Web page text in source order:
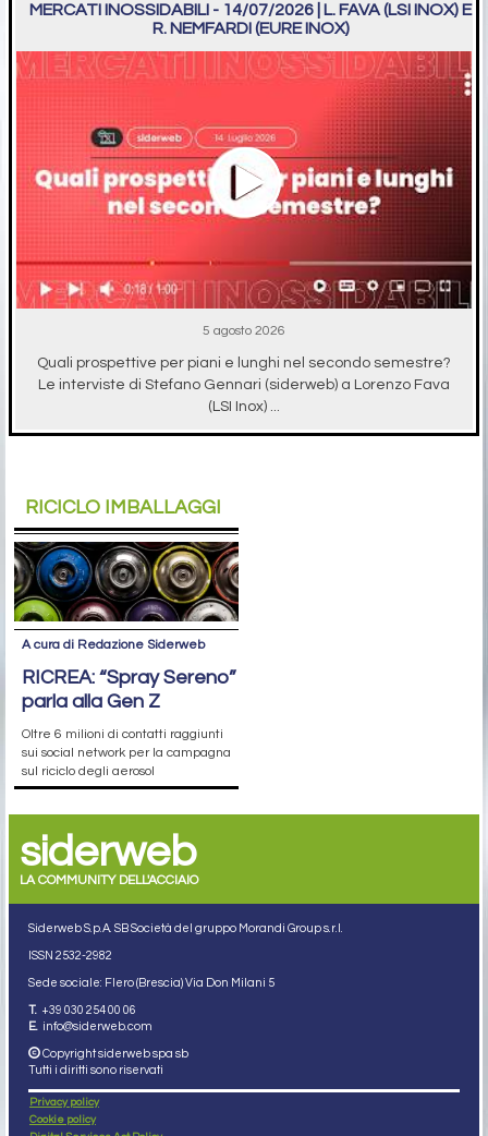
MERCATI INOSSIDABILI - 14/07/2026 | L. FAVA (LSI INOX) E
R. NEMFARDI (EURE INOX)
5 agosto 2026
Quali prospettive per piani e lunghi nel secondo semestre?
Le interviste di Stefano Gennari (siderweb) a Lorenzo Fava
(LSI Inox) ...
RICICLO IMBALLAGGI
A cura di Redazione Siderweb
RICREA: “Spray Sereno”
parla alla Gen Z
Oltre 6 milioni di contatti raggiunti
sui social network per la campagna
sul riciclo degli aerosol
siderweb
LA COMMUNITY DELL'ACCIAIO
Siderweb S.p.A. SB Società del gruppo Morandi Group s.r.l.
ISSN 2532-2982
Sede sociale: Flero (Brescia) Via Don Milani 5
T. +39 030 254 00 06
E. info@siderweb.com
Copyright siderweb spa sb
Tutti i diritti sono riservati
Privacy policy
Cookie policy